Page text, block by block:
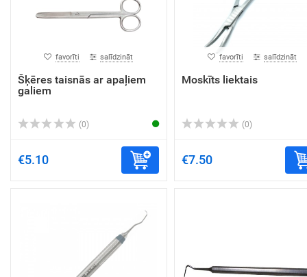
favorīti salīdzināt
Šķēres taisnās ar apaļiem
galiem
(0)
€5.10
favorīti salīdzināt
Moskīts liektais
(0)
€7.50